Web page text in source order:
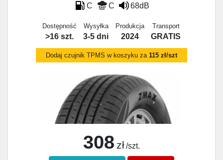
C C 68dB
Dostępność
>16 szt.
Wysyłka
3-5 dni
Produkcja
2024
Transport
GRATIS
Dodaj czujnik TPMS w koszyku za 115 zł/szt
308 zł /szt.